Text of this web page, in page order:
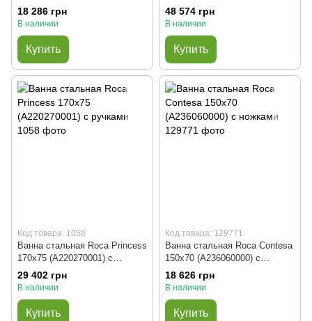
18 286 грн
В наличии
Купить
(A21291100R) с ножками
48 574 грн
В наличии
Купить
Код товара: 1058
Ванна стальная Roca Princess
170x75 (A220270001) с
ручками
29 402 грн
В наличии
Купить
Код товара: 129771
Ванна стальная Roca Contesa
150x70 (A236060000) с
ножками
18 626 грн
В наличии
Купить